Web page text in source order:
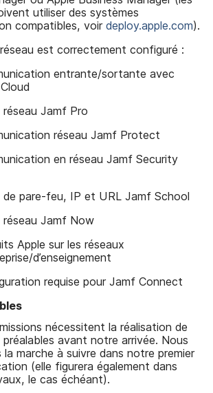
utiliser des systèmes
compatibles, voir deploy.apple.com).
réseau est correctement configuré :
entrante/sortante avec
Jamf Pro
réseau Jamf Protect
en réseau Jamf Security
pare-feu, IP et URL Jamf School
Jamf Now
Apple sur les réseaux
d’enseignement
requise pour Jamf Connect
nécessitent la réalisation de
avant notre arrivée. Nous
la marche à suivre dans notre premier
(elle figurera également dans
le cas échéant).